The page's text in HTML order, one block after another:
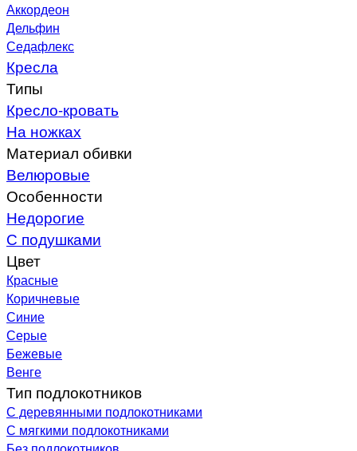
Аккордеон
Дельфин
Седафлекс
Кресла
Типы
Кресло-кровать
На ножках
Материал обивки
Велюровые
Особенности
Недорогие
С подушками
Цвет
Красные
Коричневые
Синие
Серые
Бежевые
Венге
Тип подлокотников
С деревянными подлокотниками
С мягкими подлокотниками